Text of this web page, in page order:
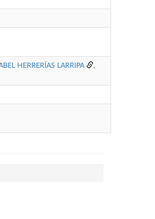
HERRERÍAS LARRIPA
,